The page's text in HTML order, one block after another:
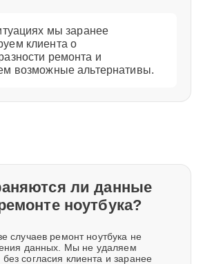
мы заранее
клиента о
ремонта и
возможные альтернативы.
ли данные
ноутбука?
случаев ремонт ноутбука не
данных. Мы не удаляем
согласия клиента и заранее